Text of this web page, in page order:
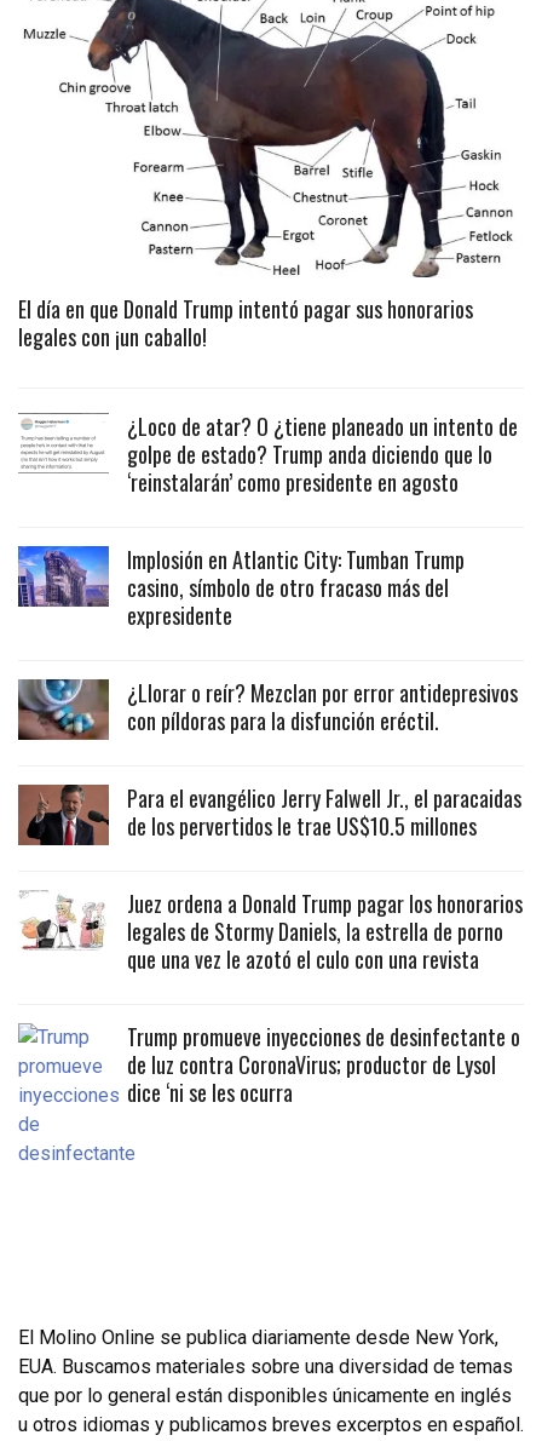
El día en que Donald Trump intentó pagar sus honorarios
legales con ¡un caballo!
¿Loco de atar? O ¿tiene planeado un intento de
golpe de estado? Trump anda diciendo que lo
‘reinstalarán’ como presidente en agosto
Implosión en Atlantic City: Tumban Trump
casino, símbolo de otro fracaso más del
expresidente
¿Llorar o reír? Mezclan por error antidepresivos
con píldoras para la disfunción eréctil.
Para el evangélico Jerry Falwell Jr., el paracaidas
de los pervertidos le trae US$10.5 millones
Juez ordena a Donald Trump pagar los honorarios
legales de Stormy Daniels, la estrella de porno
que una vez le azotó el culo con una revista
Trump promueve inyecciones de desinfectante o
de luz contra CoronaVirus; productor de Lysol
dice ‘ni se les ocurra
El Molino Online se publica diariamente desde New York,
EUA. Buscamos materiales sobre una diversidad de temas
que por lo general están disponibles únicamente en inglés
u otros idiomas y publicamos breves excerptos en español.